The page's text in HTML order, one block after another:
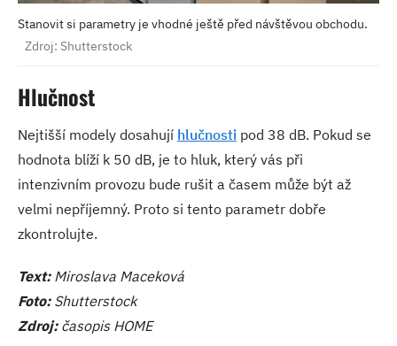
Stanovit si parametry je vhodné ještě před návštěvou obchodu.
Zdroj: Shutterstock
Hlučnost
Nejtišší modely dosahují hlučnosti pod 38 dB. Pokud se
hodnota blíží k 50 dB, je to hluk, který vás při
intenzivním provozu bude rušit a časem může být až
velmi nepříjemný. Proto si tento parametr dobře
zkontrolujte.
Text:Miroslava Maceková
Foto: Shutterstock
Zdroj:časopis HOME